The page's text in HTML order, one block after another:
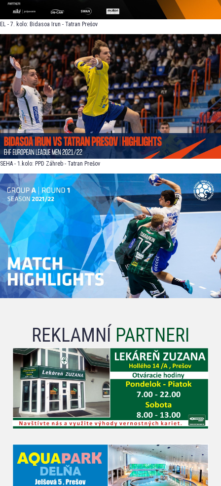
EL - 7. kolo: Bidasoa Irun - Tatran Prešov
SEHA - 1.kolo: PPD Záhreb - Tatran Prešov
REKLAMNÍ PARTNERI